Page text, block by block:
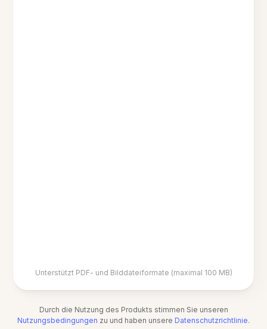
Unterstützt PDF- und Bilddateiformate (maximal 100 MB)
Durch die Nutzung des Produkts stimmen Sie unseren
Nutzungsbedingungen zu und haben unsere Datenschutzrichtlinie.